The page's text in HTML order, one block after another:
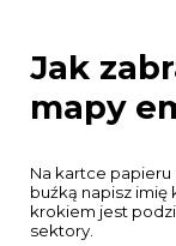
Jak
mapy
Na kartce papieru
buźką napisz
krokiem jest
sektory.